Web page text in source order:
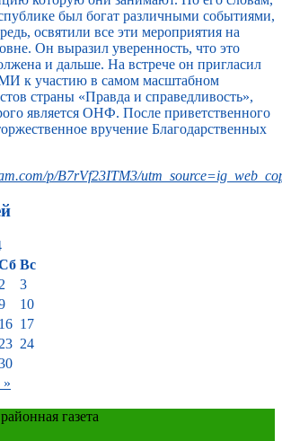
был богат различными событиями,
освятили все эти мероприятия на
Он выразил уверенность, что это
и дальше. На встрече он пригласил
к участию в самом масштабном
страны «Правда и справедливость»,
является ОНФ. После приветственного
вручение Благодарственных
p/B7rVf23ITM3/
Вс
»
2
3
10
16 17
23 24
газета